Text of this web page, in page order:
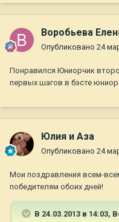
Воробьева
Опубликовано 24
Понравился Юниорчик
первых шагов в бэсте
Юлия и Аза
Опубликовано 24
Мои поздравления всем-
победителям обоих дней!
В 24.03.2013 в 14:03,